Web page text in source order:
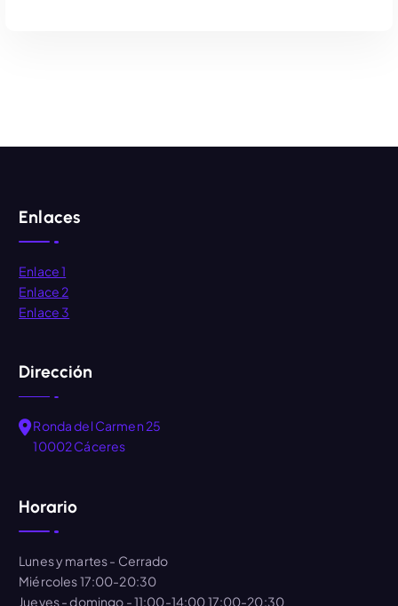
Enlaces
Enlace 1
Enlace 2
Enlace 3
Dirección
Ronda del Carmen 25
10002 Cáceres
Horario
Lunes y martes- Cerrado
Miércoles17:00-20:30
Jueves - domingo - 11:00-14:00 17:00-20:30